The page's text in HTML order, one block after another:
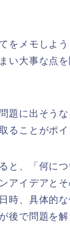
をメモしよ
い大事な点
題に出そう
ることがポイ
と、「何に
アイデアと
時、具体的
後で問題を